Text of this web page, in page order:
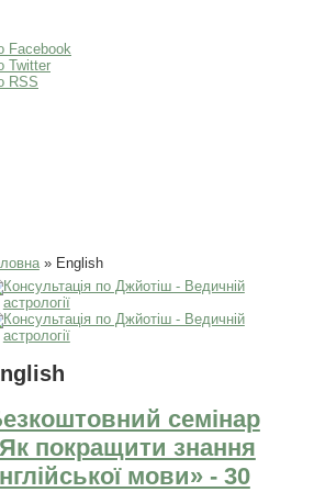
Facebook
Twitter
RSS
є тут
» English
семінар
покращити знання
мови» - 30